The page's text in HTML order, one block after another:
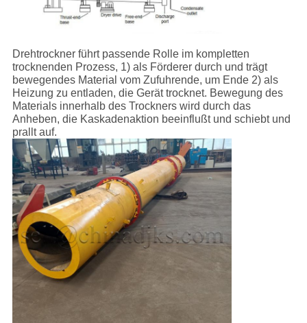
Drehtrockner führt passende Rolle im kompletten
trocknenden Prozess, 1) als Förderer durch und trägt
bewegendes Material vom Zufuhrende, um Ende 2) als
Heizung zu entladen, die Gerät trocknet. Bewegung des
Materials innerhalb des Trockners wird durch das
Anheben, die Kaskadenaktion beeinflußt und schiebt und
prallt auf.